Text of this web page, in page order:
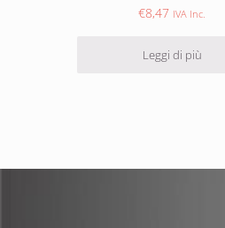
€8,47 IVA Inc.
Leggi di più